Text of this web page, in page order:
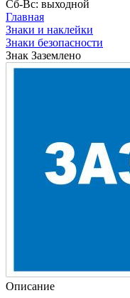
Сб-Вс: выходной
Главная
Знаки и наклейки
Знаки безопасности
Знак Заземлено
Описание